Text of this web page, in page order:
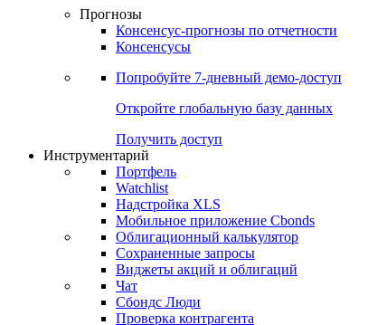
Виджет:
Портфели индексов Cbonds
Прогнозы
Консенсус-прогнозы по отчетности
Консенсусы
Попробуйте7-дневный
Откройте глобальную базу данных
Получить доступ
Инструментарий
Портфель
Watchlist
Надстройка XLS
Мобильное приложение Cbonds
Облигационный калькулятор
Сохраненные запросы